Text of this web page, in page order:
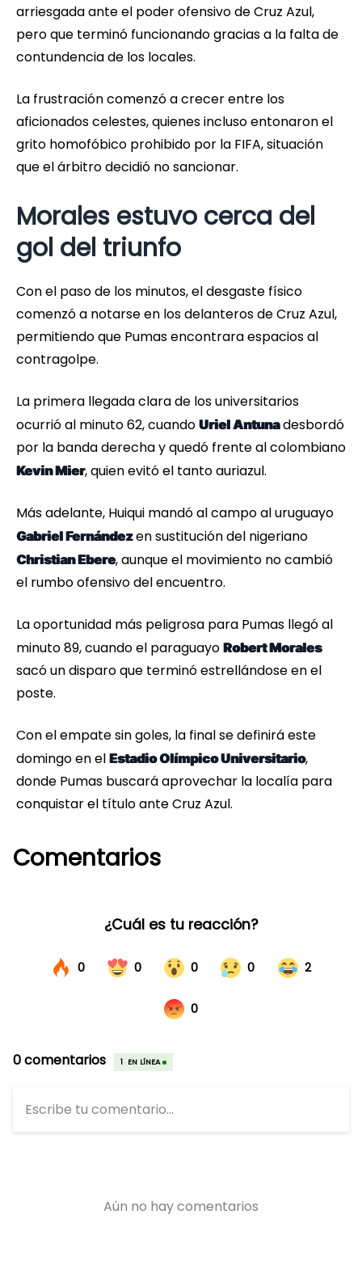
arriesgada ante el poder ofensivo de Cruz Azul,
pero que terminó funcionando gracias a la falta de
contundencia de los locales.
La frustración comenzó a crecer entre los
aficionados celestes, quienes incluso entonaron el
grito homofóbico prohibido por la FIFA, situación
que el árbitro decidió no sancionar.
Morales estuvo cerca del
gol del triunfo
Con el paso de los minutos, el desgaste físico
comenzó a notarse en los delanteros de Cruz Azul,
permitiendo que Pumas encontrara espacios al
contragolpe.
La primera llegada clara de los universitarios
ocurrió al minuto 62, cuando Uriel Antunadesbordó
por la banda derecha y quedó frente al colombiano
Kevin Mier, quien evitó el tanto auriazul.
Más adelante, Huiqui mandó al campo al uruguayo
Gabriel Fernándezen sustitución del nigeriano
Christian Ebere, aunque el movimiento no cambió
el rumbo ofensivo del encuentro.
La oportunidad más peligrosa para Pumas llegó al
minuto 89, cuando el paraguayo Robert Morales
sacó un disparo que terminó estrellándose en el
poste.
Con el empate sin goles, la final se definirá este
domingo en el Estadio Olímpico Universitario,
donde Pumas buscará aprovechar la localía para
conquistar el título ante Cruz Azul.
Comentarios